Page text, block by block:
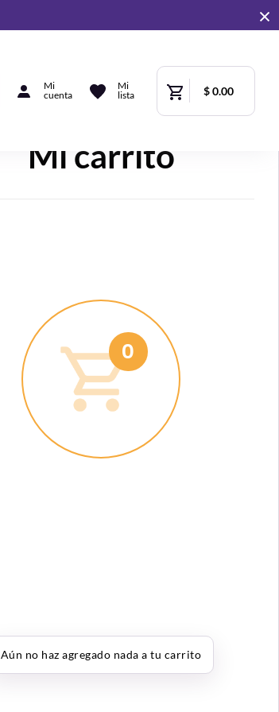
Mi
cuenta
Mi
lista
$ 0.00
Mi carrito
0
Aún no haz agregado nada a tu carrito